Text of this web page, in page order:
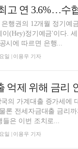
은행권의 12개월 정기예
이(Hey)정기예금'이다.
시에 따르면 은행...
일 | 이용우 기자
억제 위해 금리
의 가계대출 증가세에
론 전세자금대출 금리
들은 이번 조치로...
일 | 이용우 기자